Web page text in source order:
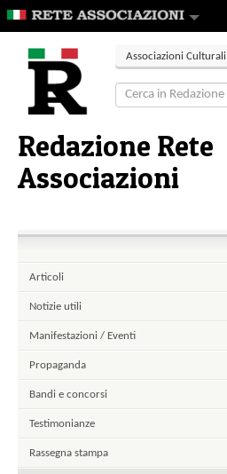
Associazioni Culturali
Redazione Rete
Associazioni
Articoli
Eventi
Gallerie
Contatti
Articoli
Notizie utili
Manifestazioni / Eventi
Propaganda
Bandi e concorsi
Testimonianze
Rassegna stampa